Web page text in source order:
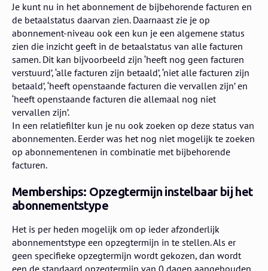
Je kunt nu in het abonnement de bijbehorende facturen en
de betaalstatus daarvan zien. Daarnaast zie je op
abonnement-niveau ook een kun je een algemene status
zien die inzicht geeft in de betaalstatus van alle facturen
samen. Dit kan bijvoorbeeld zijn ‘heeft nog geen facturen
verstuurd’, ‘alle facturen zijn betaald’, ‘niet alle facturen zijn
betaald’, ‘heeft openstaande facturen die vervallen zijn’ en
‘heeft openstaande facturen die allemaal nog niet
vervallen zijn’.
In een relatiefilter kun je nu ook zoeken op deze status van
abonnementen. Eerder was het nog niet mogelijk te zoeken
op abonnementenen in combinatie met bijbehorende
facturen.
Memberships: Opzegtermijn instelbaar bij het
abonnementstype
Het is per heden mogelijk om op ieder afzonderlijk
abonnementstype een opzegtermijn in te stellen. Als er
geen specifieke opzegtermijn wordt gekozen, dan wordt
een de standaard opzegtermijn van 0 dagen aangehouden.